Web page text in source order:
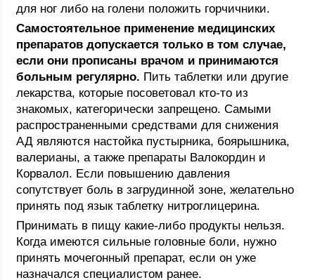
для ног либо на голени положить горчичники.
Самостоятельное применение медицинских
препаратов допускается только в том случае,
если они прописаны врачом и принимаются
больным регулярно. Пить таблетки или другие
лекарства, которые посоветовал кто-то из
знакомых, категорически запрещено. Самыми
распространенными средствами для снижения
АД являются настойка пустырника, боярышника,
валерианы, а также препараты Валокордин и
Корвалол. Если повышению давления
сопутствует боль в загрудинной зоне, желательно
принять под язык таблетку нитроглицерина.
Принимать в пищу какие-либо продукты нельзя.
Когда имеются сильные головные боли, нужно
принять мочегонный препарат, если он уже
назначался специалистом ранее.